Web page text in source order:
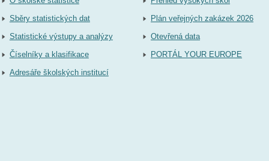
Sběry statistických dat
Statistické výstupy a analýzy
Číselníky a klasifikace
Adresáře školských institucí
Plán veřejných zakázek 2026
Otevřená data
PORTÁL YOUR EUROPE